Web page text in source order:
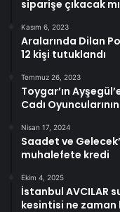
siparişe çıkacak
Kasım 6, 2023
Aralarında Dilan
12 kişi tutuklandı
Temmuz 26, 2023
Toygar’ın
Cadı
Nisan 17, 2024
Saadet ve
muhalefete kredi
Ekim 4, 2025
İstanbul AVCILAR
kesintisi ne